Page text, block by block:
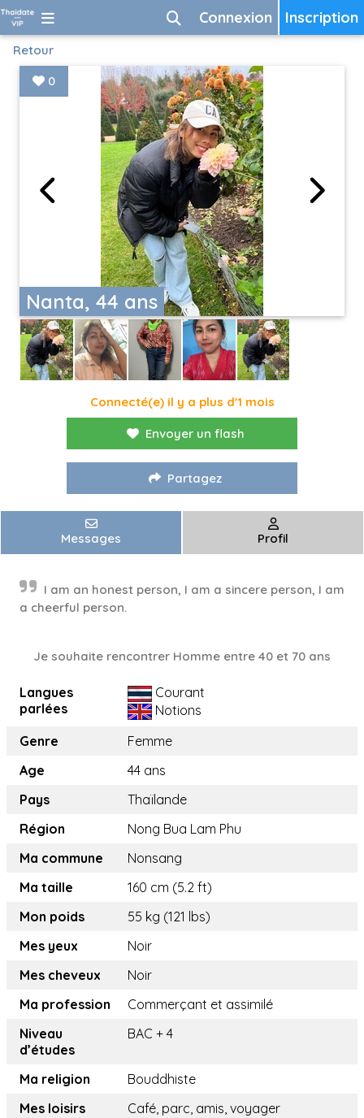
Inscription
Connexion
Retour
Nanta, 44 ans
0
Connecté(e) il y a plus d'1 mois
Envoyer un flash
Partagez
Messages Profil
I am an honest person, I am a sincere person, I am
a cheerful person.
Je souhaite rencontrer Homme entre 40 et 70 ans
Langues
parlées
Courant
Notions
Genre
Femme
Age
44 ans
Pays
Thaïlande
Région
Nong Bua Lam Phu
Ma commune
Nonsang
Ma taille
160 cm (5.2 ft)
Mon poids
55 kg (121 lbs)
Mes yeux
Noir
Mes cheveux
Noir
Ma profession
Commerçant et assimilé
Niveau
d’études
BAC + 4
Ma religion
Bouddhiste
Mes loisirs
Café, parc, amis, voyager